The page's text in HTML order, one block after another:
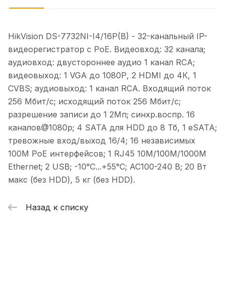
HikVision DS-7732NI-I4/16P(B) - 32-канальный IP-
видеорегистратор c PoE. Видеовход: 32 канала;
аудиовход: двустороннее аудио 1 канал RCA;
видеовыход: 1 VGA до 1080Р, 2 HDMI до 4К, 1
CVBS; аудиовыход: 1 канал RCA. Входящий поток
256 Мбит/с; исходящий поток 256 Мбит/с;
разрешение записи до 1 2Мп; синхр.воспр. 16
каналов@1080р; 4 SATA для HDD до 8 Тб, 1 eSATA;
тревожные вход/выход 16/4; 16 независимых
100M PoE интерфейсов; 1 RJ45 10M/100M/1000M
Ethernet; 2 USB; -10°C...+55°C; AC100-240 В; 20 Вт
макс (без HDD), 5 кг (без HDD).
Назад к списку